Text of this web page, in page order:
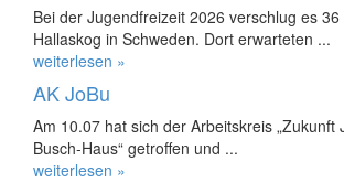
Bei der Jugendfreizeit 2026 verschlug es
Hallaskog in Schweden. Dort erwarteten ...
weiterlesen »
AK JoBu
Am 10.07 hat sich der Arbeitskreis „Zukunft
Busch-Haus“ getroffen und ...
weiterlesen »